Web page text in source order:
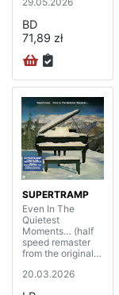
BD
71,89 zł
SUPERTRAMP
Even In The
Quietest
Moments… (half
speed remaster
from the original
20.03.2026